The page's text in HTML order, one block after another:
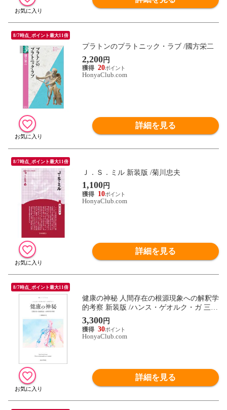
8/7時点_ポイント最大11倍
プラトンのプラトニック・ラブ /國方栄二
2,200円
20
HonyaClub.com
詳細を見る
8/7時点_ポイント最大11倍
Ｊ．Ｓ．ミル 新装版 /菊川忠夫
1,100円
10
HonyaClub.com
詳細を見る
8/7時点_ポイント最大11倍
健康の神秘 人間存在の根源現象への解釈学
的考察 新装版 /ハンス・ゲオルク・ガ 三浦
国泰
3,300円
30
HonyaClub.com
詳細を見る